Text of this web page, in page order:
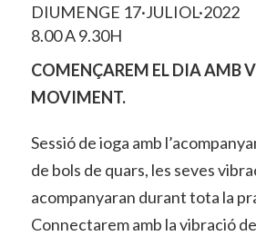
DIUMENGE 17·JULIOL·2022
8.00 A 9.30H
COMENÇAREM EL DIA AMB
MOVIMENT.
Sessió de ioga amb
de bols de quars, les seves
acompanyaran durant tota la
Connectarem amb la vibració